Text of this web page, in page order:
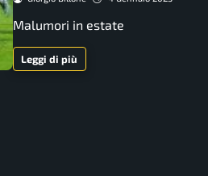
Malumori in estate
Leggi di più